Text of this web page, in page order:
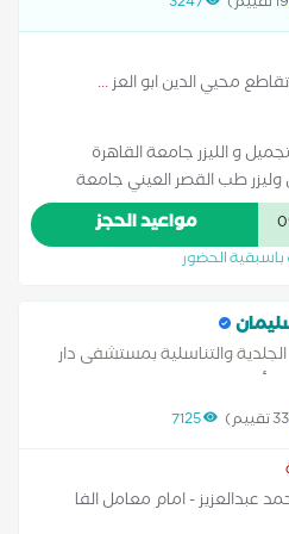
لتجديد نضارة البشرة وتأخير
العلاجية: تعتمد د. قمرية على منهج
دائمًا بتقييم دقيق لحالة
نوع البشرة ونمط الحياة، لتقديم
والخبرة. وتهدف إلى تحسين
دون اللجوء إلى إجراءات جراحية،
عن نتائج طبيعية وآمنة على
البنا تدمج بين العلم، الدقة،
أفضل تجربة علاجية وتجميلية
غير الجراحي
محيي الدين ابو العز...
و الليزر جامعة القاهرة
طب القصر العيني جامعة
الجلدية و التجميل دبلومة
مواعيد الحجز
الحضور
والتناسلية بمستشفى دار
أول حساسية الجلد والمناعة
7125
عبدالعزيز - امام معامل الفا